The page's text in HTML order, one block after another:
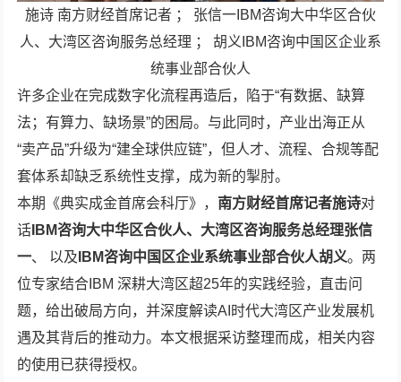
施诗 南方财经首席记者 ； 张信一IBM咨询大中华区合伙
人、大湾区咨询服务总经理 ； 胡义IBM咨询中国区企业系
统事业部合伙人
许多企业在完成数字化流程再造后，陷于“有数据、缺算
法；有算力、缺场景”的困局。与此同时，产业出海正从
“卖产品”升级为“建全球供应链”，但人才、流程、合规等配
套体系却缺乏系统性支撑，成为新的掣肘。
本期《典实成金首席会科厅》， 南方财经首席记者施诗对
话 IB M咨询大中华区合伙人、大湾区咨询服务总经理张信
一、 以及 IBM咨询中国区企业系统事业部合伙人胡义。两
位专家结合IBM 深耕大湾区超25年的实践经验，直击问
题，给出破局方向，并深度解读AI时代大湾区产业发展机
遇及其背后的推动力。本文根据采访整理而成，相关内容
的使用已获得授权。